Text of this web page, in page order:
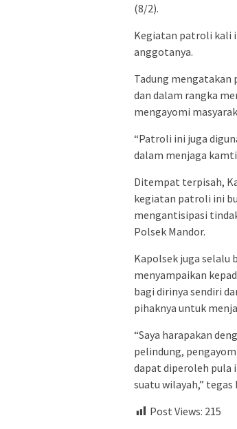
(8/2).
Kegiatan patroli kali
anggotanya.
Tadung mengatakan
dan dalam rangka
mengayomi
“Patroli ini juga
dalam menjaga
Ditempat terpisah,
kegiatan patroli ini
mengantisipasi
Polsek Mandor.
Kapolsek juga selalu
menyampaikan
bagi dirinya sendiri
pihaknya untuk
“Saya harapakan
pelindung,
dapat diperoleh pula
suatu wilayah,” tegas
Post Views: 215